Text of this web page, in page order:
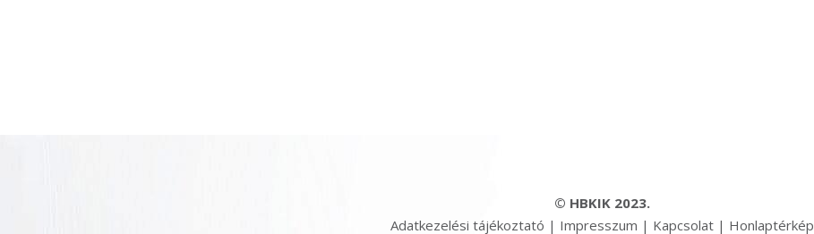
© HBKIK 2023.
Adatkezelési tájékoztató | Impresszum | Kapcsolat| Honlaptérkép